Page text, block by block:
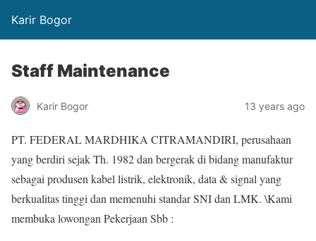
Karir Bogor
Staff Maintenance
Karir Bogor 13 years ago
PT. FEDERAL MARDHIKA CITRAMANDIRI, perusahaan
yang berdiri sejak Th. 1982 dan bergerak di bidang manufaktur
sebagai produsen kabel listrik, elektronik, data & signal yang
berkualitas tinggi dan memenuhi standar SNI dan LMK. \Kami
membuka lowongan Pekerjaan Sbb :